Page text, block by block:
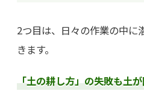
2つ目は、日々の作業の中に
きます。
「土の耕し方」の失敗も土